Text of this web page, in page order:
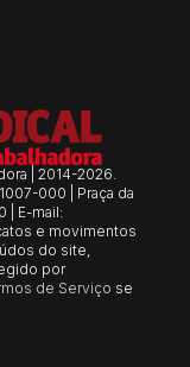
| 2014-2026.
000 | Praça da
| E-mail:
e movimentos
do site,
por
de Serviço se